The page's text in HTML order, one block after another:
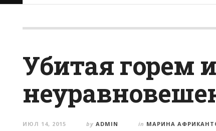
Убитая горем
ИЮЛ 14, 2015 by ADMIN in МАРИНА